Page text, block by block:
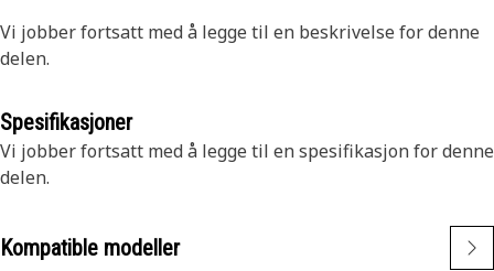
Vi jobber fortsatt med å legge til en beskrivelse for denne
delen.
Spesifikasjoner
Vi jobber fortsatt med å legge til en spesifikasjon for denne
delen.
Kompatible modeller